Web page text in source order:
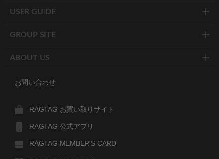
USER GUIDE
GROUP SITE
ABOUT US
お問い合わせ
RAGTAG お買い取りサイト
RAGTAG 公式アプリ
RAGTAG MEMBER'S CARD